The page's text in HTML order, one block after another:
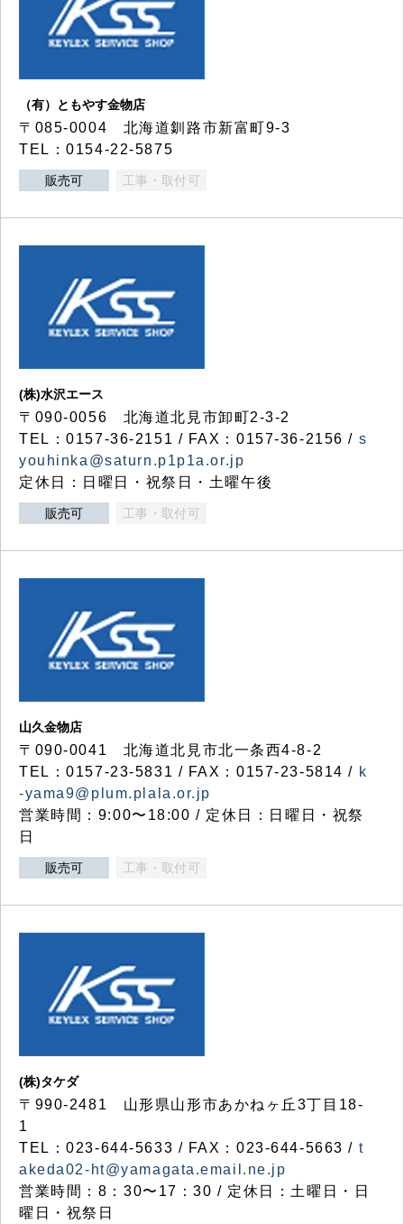
（有）ともやす金物店
〒085-0004 北海道釧路市新富町9-3
TEL：0154-22-5875
販売可 工事・取付可
(株)水沢エース
〒090-0056 北海道北見市卸町2-3-2
TEL：0157-36-2151 / FAX：0157-36-2156 / s
youhinka@saturn.p1p1a.or.jp
定休日：日曜日・祝祭日・土曜午後
販売可 工事・取付可
山久金物店
〒090-0041 北海道北見市北一条西4-8-2
TEL：0157-23-5831 / FAX：0157-23-5814 / k
-yama9@plum.plala.or.jp
営業時間：9:00〜18:00 / 定休日：日曜日・祝祭
日
販売可 工事・取付可
(株)タケダ
〒990-2481 山形県山形市あかねヶ丘3丁目18-
1
TEL：023-644-5633 / FAX：023-644-5663 / t
akeda02-ht@yamagata.email.ne.jp
営業時間：8：30〜17：30 / 定休日：土曜日・日
曜日・祝祭日